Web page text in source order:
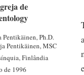
de
Pentikäinen, Ph.D.
Pentikäinen, MSC
Finlândia
de 1996